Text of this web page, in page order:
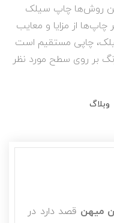
روش‌ها چاپ سیلک
از مزایا و معایب
چاپی مستقیم است
بر روی سطح مورد نظر
وبلاگ
میهن قصد دارد در